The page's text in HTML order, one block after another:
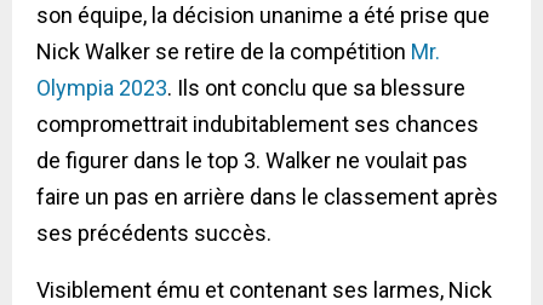
son équipe, la décision unanime a été prise que
Nick Walker se retire de la compétition Mr.
Olympia 2023. Ils ont conclu que sa blessure
compromettrait indubitablement ses chances
de figurer dans le top 3. Walker ne voulait pas
faire un pas en arrière dans le classement après
ses précédents succès.
Visiblement ému et contenant ses larmes, Nick